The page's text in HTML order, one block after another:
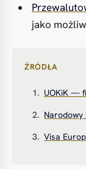
jako
ŹRÓDŁA
UOKiK —
Narodowy
Visa